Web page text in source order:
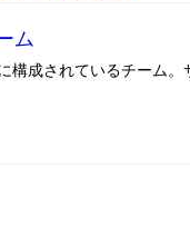
ム
構成されているチーム